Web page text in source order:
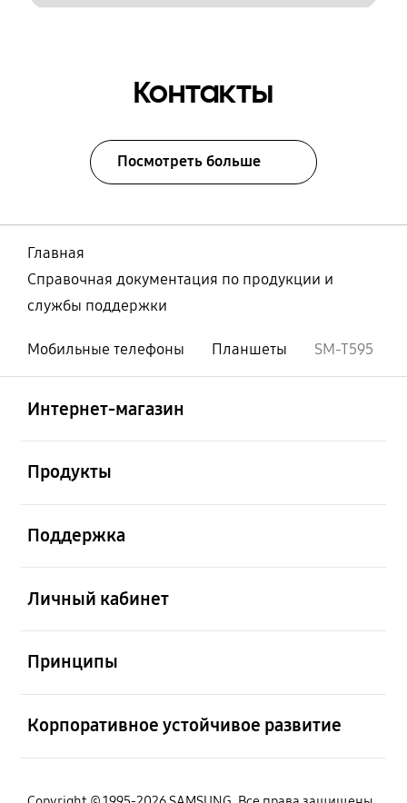
Контакты
Посмотреть больше
Главная
Справочная документация по продукции и
службы поддержки
Мобильные телефоны Планшеты SM-T595
Интернет-магазин
Продукты
Поддержка
Личный кабинет
Принципы
Корпоративное устойчивое развитие